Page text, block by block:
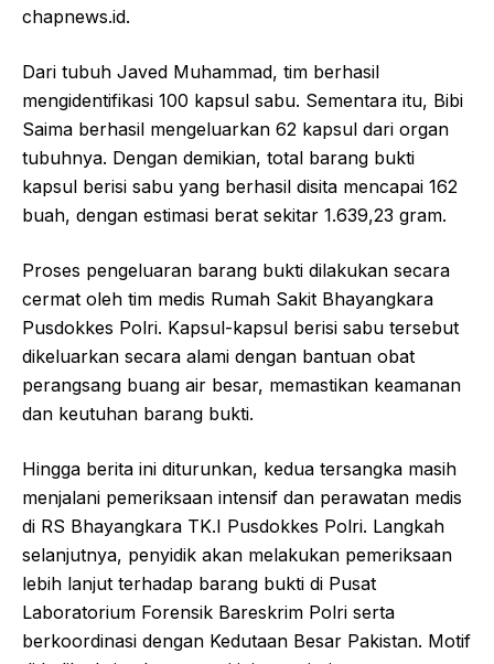
chapnews.id.
Dari tubuh Javed Muhammad, tim berhasil
mengidentifikasi 100 kapsul sabu. Sementara itu, Bibi
Saima berhasil mengeluarkan 62 kapsul dari organ
tubuhnya. Dengan demikian, total barang bukti
kapsul berisi sabu yang berhasil disita mencapai 162
buah, dengan estimasi berat sekitar 1.639,23 gram.
Proses pengeluaran barang bukti dilakukan secara
cermat oleh tim medis Rumah Sakit Bhayangkara
Pusdokkes Polri. Kapsul-kapsul berisi sabu tersebut
dikeluarkan secara alami dengan bantuan obat
perangsang buang air besar, memastikan keamanan
dan keutuhan barang bukti.
Hingga berita ini diturunkan, kedua tersangka masih
menjalani pemeriksaan intensif dan perawatan medis
di RS Bhayangkara TK.I Pusdokkes Polri. Langkah
selanjutnya, penyidik akan melakukan pemeriksaan
lebih lanjut terhadap barang bukti di Pusat
Laboratorium Forensik Bareskrim Polri serta
berkoordinasi dengan Kedutaan Besar Pakistan. Motif